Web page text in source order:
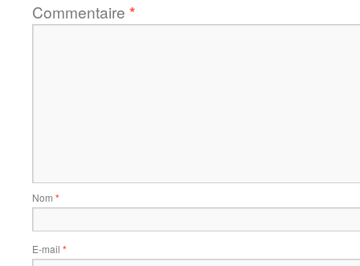
Commentaire *
Nom *
E-mail *